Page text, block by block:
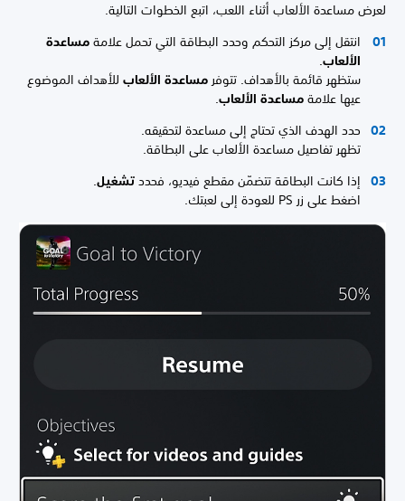
لعرض مساعدة الألعاب أثناء اللعب، اتبع الخطوات التالية.
انتقل إلى مركز التحكم وحدد البطاقة التي تحمل علامة مساعدة
الألعاب.
ستظهر قائمة بالأهداف. تتوفر مساعدة الألعاب للأهداف الموضوع
عيها علامة مساعدة الألعاب.
حدد الهدف الذي تحتاج إلى مساعدة لتحقيقه.
تظهر تفاصيل مساعدة الألعاب على البطاقة.
إذا كانت البطاقة تتضمّن مقطع فيديو، فحدد تشغيل.
اضغط على زر PS للعودة إلى لعبتك.